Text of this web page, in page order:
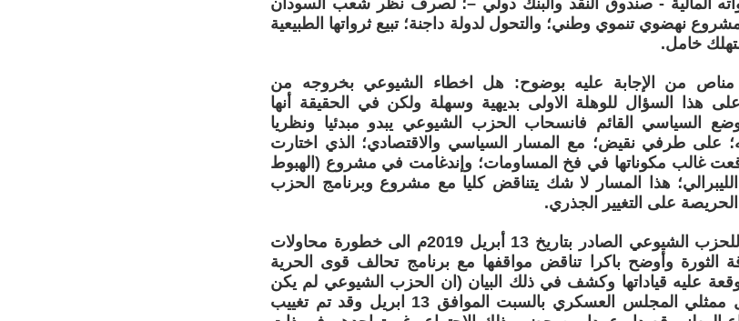
المالية - صندوق النقد والبنك دولي –؛ لصرف نظر شعب السودان
نهضوي تنموي وطني؛ والتحول لدولة داجنة؛ تبيع ثرواتها الطبيعية
خامل.
مناص من الإجابة عليه بوضوح: هل اخطاء الشيوعي بخروجه من
هذا السؤال للوهلة الاولى بديهية وسهلة ولكن في الحقيقة أنها
السياسي القائم فانسحاب الحزب الشيوعي يبدو مبدئيا ونظريا
على طرفي نقيض؛ مع المسار السياسي والاقتصادي؛ الذي اختارت
غالب مكوناتها في فخ المساومات؛ وإندغامت في مشروع (الهبوط
هذا المسار لا شك يتناقض كليا مع مشروع وبرنامج الحزب
على التغيير الجذري.
لقد نبه البيان الجماهيري للحزب الشيوعي الصادر بتاريخ 13 أبريل 2019م الى خطورة محاولات
الثورة وأوضح باكرا تناقض مواقفها مع برنامج تحالف قوى الحرية
عليه قياداتها وكشف في ذلك البيان (ان الحزب الشيوعي لم يكن
جزءا من الوفد الذي قابل ممثلي المجلس العسكري بالسبت الموافق 13 ابريل وقد تم تغييب